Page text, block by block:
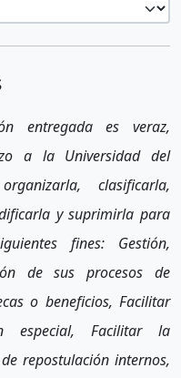
entregada es veraz,
a la Universidad del
clasificarla,
y suprimirla para
fines: Gestión,
de sus procesos de
o beneficios, Facilitar
especial, Facilitar la
repostulación internos,